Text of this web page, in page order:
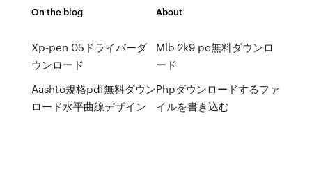
On the blog
Xp-pen 05ドライバーダ
ウンロード
Aashto規格pdf無料ダウン
ロード水平曲線デザイン
About
Mlb 2k9 pc無料ダウンロ
ード
Phpダウンロードするファ
イルを書き込む